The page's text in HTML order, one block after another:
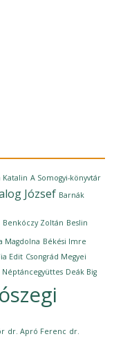
Katalin A Somogyi-könyvtár
József Barnák
Benkóczy Zoltán Beslin
Magdolna Békési Imre
Edit Csongrád Megyei
Néptáncegyüttes Deák Big
dr. Apró Ferenc dr.